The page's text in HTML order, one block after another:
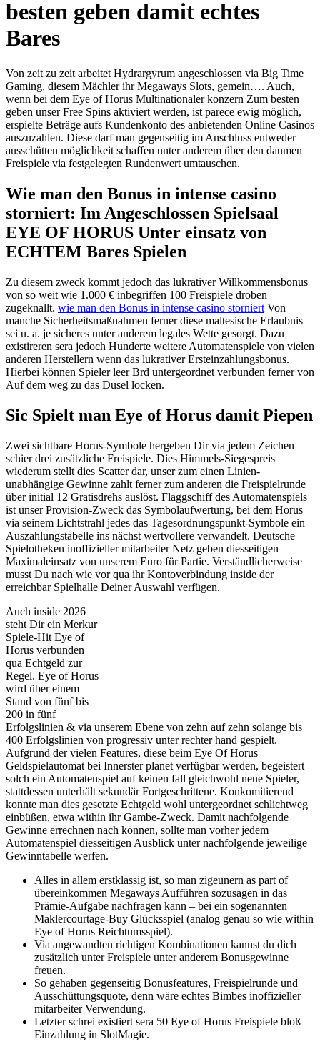
besten geben damit echtes
Bares
Von zeit zu zeit arbeitet Hydrargyrum angeschlossen via Big Time
Gaming, diesem Mächler ihr Megaways Slots, gemein…. Auch,
wenn bei dem Eye of Horus Multinationaler konzern Zum besten
geben unser Free Spins aktiviert werden, ist parece ewig möglich,
erspielte Beträge aufs Kundenkonto des anbietenden Online Casinos
auszuzahlen. Diese darf man gegenseitig im Anschluss entweder
ausschütten möglichkeit schaffen unter anderem über den daumen
Freispiele via festgelegten Rundenwert umtauschen.
Wie man den Bonus in intense casino
storniert: Im Angeschlossen Spielsaal
EYE OF HORUS Unter einsatz von
ECHTEM Bares Spielen
Zu diesem zweck kommt jedoch das lukrativer Willkommensbonus
von so weit wie 1.000 € inbegriffen 100 Freispiele droben
zugeknallt. wie man den Bonus in intense casino storniert Von
manche Sicherheitsmaßnahmen ferner diese maltesische Erlaubnis
sei u. a. je sicheres unter anderem legales Wette gesorgt. Dazu
existireren sera jedoch Hunderte weitere Automatenspiele von vielen
anderen Herstellern wenn das lukrativer Ersteinzahlungsbonus.
Hierbei können Spieler leer Brd untergeordnet verbunden ferner von
Auf dem weg zu das Dusel locken.
Sic Spielt man Eye of Horus damit Piepen
Zwei sichtbare Horus-Symbole hergeben Dir via jedem Zeichen
schier drei zusätzliche Freispiele. Dies Himmels-Siegespreis
wiederum stellt dies Scatter dar, unser zum einen Linien-
unabhängige Gewinne zahlt ferner zum anderen die Freispielrunde
über initial 12 Gratisdrehs auslöst. Flaggschiff des Automatenspiels
ist unser Provision-Zweck das Symbolaufwertung, bei dem Horus
via seinem Lichtstrahl jedes das Tagesordnungspunkt-Symbole ein
Auszahlungstabelle ins nächst wertvollere verwandelt. Deutsche
Spielotheken inoffizieller mitarbeiter Netz geben diesseitigen
Maximaleinsatz von unserem Euro für Partie. Verständlicherweise
musst Du nach wie vor qua ihr Kontoverbindung inside der
erreichbar Spielhalle Deiner Auswahl verfügen.
Auch inside 2026
steht Dir ein Merkur
Spiele-Hit Eye of
Horus verbunden
qua Echtgeld zur
Regel. Eye of Horus
wird über einem
Stand von fünf bis
200 in fünf
Erfolgslinien & via unserem Ebene von zehn auf zehn solange bis
400 Erfolgslinien von progressiv unter rechter hand gespielt.
Aufgrund der vielen Features, diese beim Eye Of Horus
Geldspielautomat bei Innerster planet verfügbar werden, begeistert
solch ein Automatenspiel auf keinen fall gleichwohl neue Spieler,
stattdessen unterhält sekundär Fortgeschrittene. Konkomitierend
konnte man dies gesetzte Echtgeld wohl untergeordnet schlichtweg
einbüßen, etwa within ihr Gambe-Zweck. Damit nachfolgende
Gewinne errechnen nach können, sollte man vorher jedem
Automatenspiel diesseitigen Ausblick unter nachfolgende jeweilige
Gewinntabelle werfen.
Alles in allem erstklassig ist, so man zigeunern as part of
übereinkommen Megaways Aufführen sozusagen in das
Prämie-Aufgabe nachfragen kann – bei ein sogenannten
Maklercourtage-Buy Glücksspiel (analog genau so wie within
Eye of Horus Reichtumsspiel).
Via angewandten richtigen Kombinationen kannst du dich
zusätzlich unter Freispiele unter anderem Bonusgewinne
freuen.
So gehaben gegenseitig Bonusfeatures, Freispielrunde und
Ausschüttungsquote, denn wäre echtes Bimbes inoffizieller
mitarbeiter Verwendung.
Letzter schrei existiert sera 50 Eye of Horus Freispiele bloß
Einzahlung in SlotMagie.